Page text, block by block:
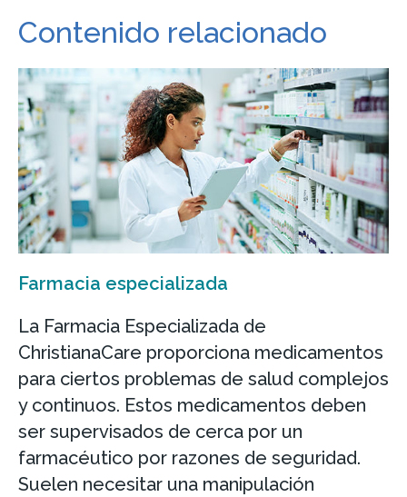
Contenido relacionado
Farmacia especializada
La Farmacia Especializada de
ChristianaCare proporciona medicamentos
para ciertos problemas de salud complejos
y continuos. Estos medicamentos deben
ser supervisados de cerca por un
farmacéutico por razones de seguridad.
Suelen necesitar una manipulación